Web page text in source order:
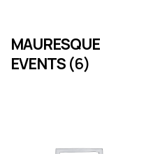
MAURESQUE
EVENTS (6)